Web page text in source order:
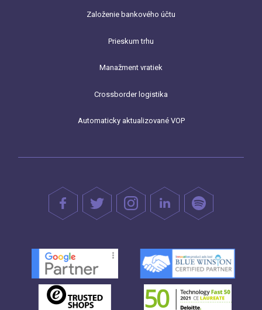
Založenie bankového účtu
Prieskum trhu
Manažment vratiek
Crossborder logistika
Automaticky aktualizované VOP